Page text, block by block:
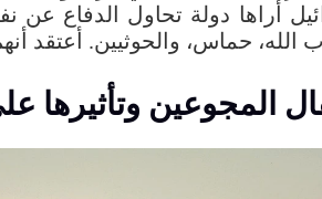
أراها دولة تحاول الدفاع
الله، حماس، والحوثيين. أعتقد
المجوعين وتأثيرها